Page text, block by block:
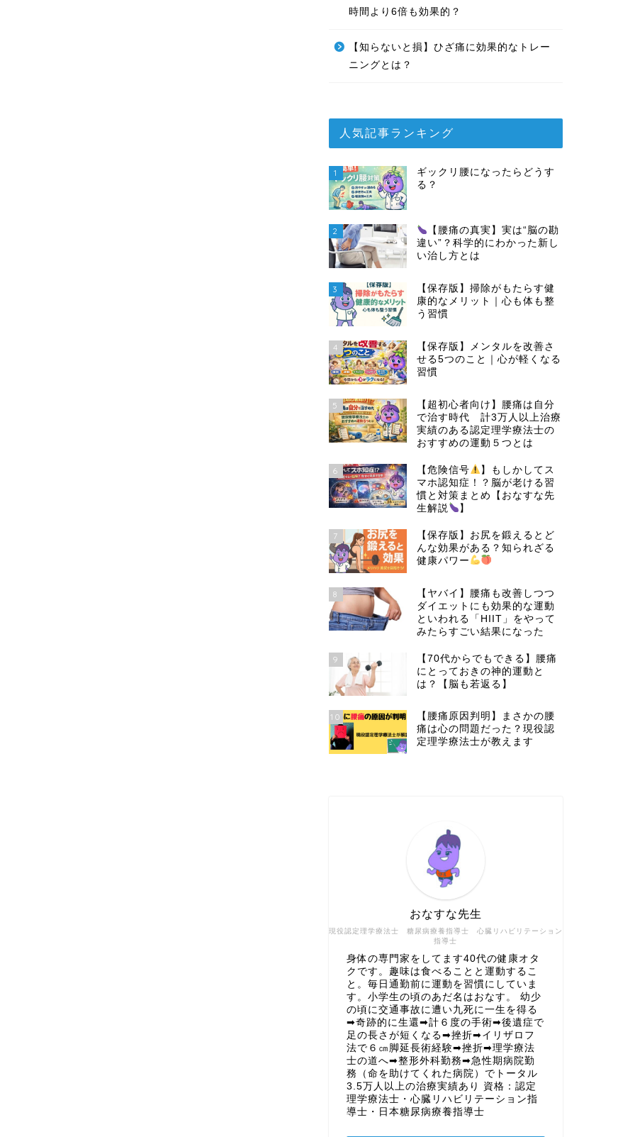
時間より6倍も効果的？
【知らないと損】ひざ痛に効果的なトレー
ニングとは？
人気記事ランキング
1
ギックリ腰になったらどうす
る？
2
【腰痛の真実】実は“脳の勘
違い”？科学的にわかった新し
い治し方とは
3
【保存版】掃除がもたらす健
康的なメリット｜心も体も整
う習慣
4
【保存版】メンタルを改善さ
せる5つのこと｜心が軽くなる
習慣
5
【超初心者向け】腰痛は自分
で治す時代 計3万人以上治療
実績のある認定理学療法士の
おすすめの運動５つとは
6 【危険信号
】もしかしてス
マホ認知症！？脳が老ける習
慣と対策まとめ【おなすな先
生解説
】
7
【保存版】お尻を鍛えるとど
んな効果がある？知られざる
健康パワー
8
【ヤバイ】腰痛も改善しつつ
ダイエットにも効果的な運動
といわれる「HIIT」をやって
みたらすごい結果になった
9
【70代からでもできる】腰痛
にとっておきの神的運動と
は？【脳も若返る】
10
【腰痛原因判明】まさかの腰
痛は心の問題だった？現役認
定理学療法士が教えます
現役認定理学療法士 糖尿病療養指導士 心臓リハビリテーション
指導士
おなすな先生
身体の専門家をしてます40代の健康オタ
クです。趣味は食べることと運動するこ
と。毎日通勤前に運動を習慣にしていま
す。小学生の頃のあだ名はおなす。 幼少
の頃に交通事故に遭い九死に一生を得る
➡奇跡的に生還➡計６度の手術➡後遺症で
足の長さが短くなる➡挫折➡イリザロフ
法で６㎝脚延長術経験➡挫折➡理学療法
士の道へ➡整形外科勤務➡急性期病院勤
務（命を助けてくれた病院）でトータル
3.5万人以上の治療実績あり 資格：認定
理学療法士・心臓リハビリテーション指
導士・日本糖尿病療養指導士